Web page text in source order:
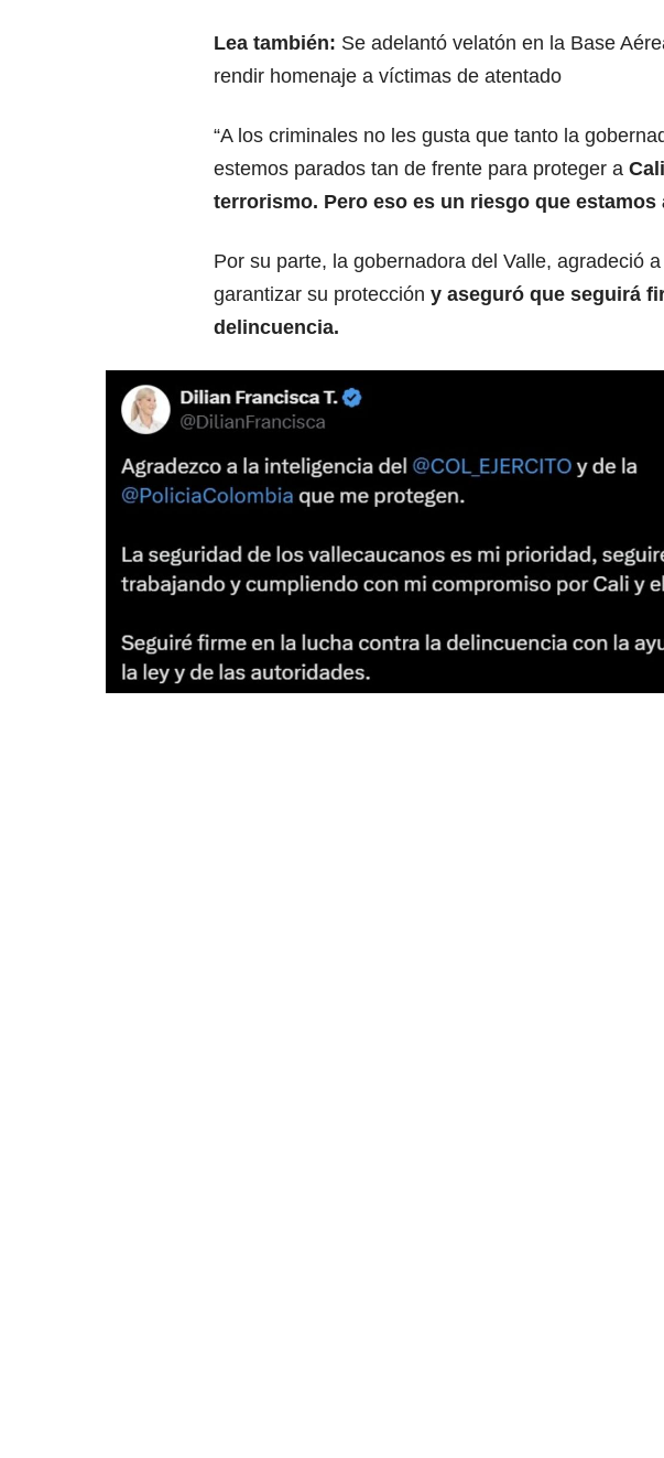
Lea también: Se adelantó velatón en la Base
rendir homenaje a víctimas de atentado
“A los criminales no les gusta que tanto la
estemos parados tan de frente para proteger a
terrorismo. Pero eso es un riesgo que estamos
Por su parte, la gobernadora del Valle, agradeció
garantizar su protección y aseguró que seguirá
delincuencia.